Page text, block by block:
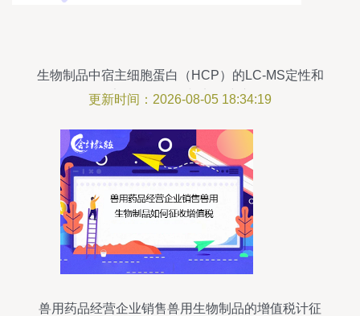
生物制品中宿主细胞蛋白（HCP）的LC-MS定性和
定量分析策略与实务建议
更新时间：2026-08-05 18:34:19
兽用药品经营企业销售兽用生物制品的增值税计征